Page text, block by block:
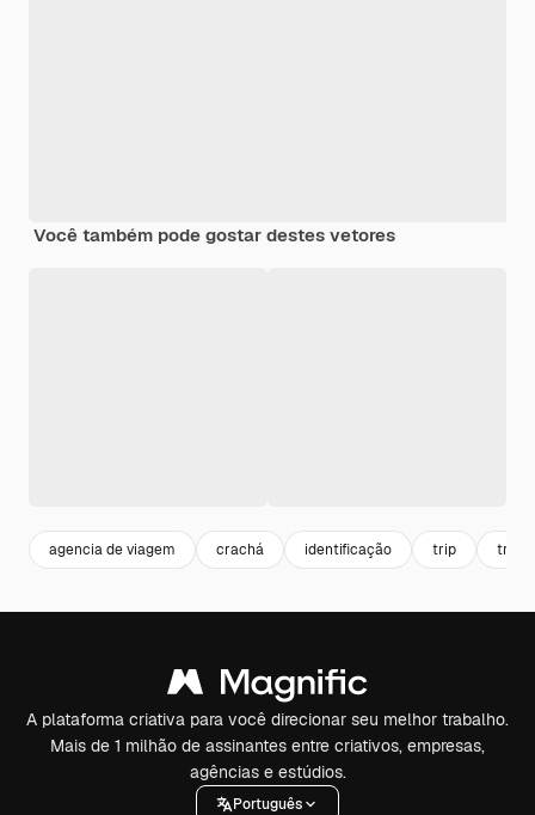
Você também pode gostar destes vetores
agencia de viagem crachá identificação trip travel
A plataforma criativa para você direcionar seu melhor trabalho.
Mais de 1 milhão de assinantes entre criativos, empresas,
agências e estúdios.
Português